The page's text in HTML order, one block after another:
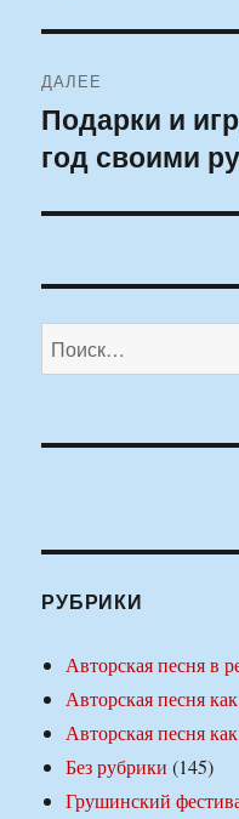
ДАЛЕЕ
Следующая
запись:
Подарки и
год своими
Искать:
РУБРИКИ
Авторская песня в
Авторская песня
Авторская песня
Без рубрики (145)
Грушинский